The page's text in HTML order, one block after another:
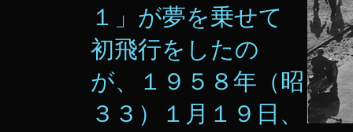
１」が夢を乗せて
初飛行をしたの
が、１９５８年（昭
３３）１月１９日、